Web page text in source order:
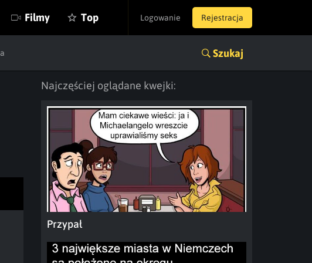
Logowanie Rejestracja
Filmy Top
Szukaj
Najczęściej oglądane kwejki:
Przypał